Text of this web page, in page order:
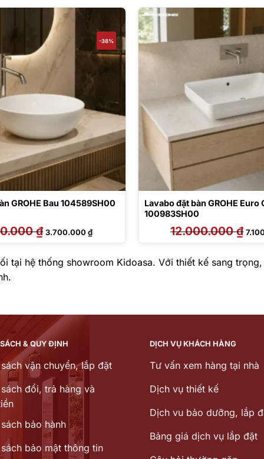
4.200.000 ₫.
-38%
GROHE Bau 104589SH00
₫ Giá
gốc
là:
3.700.000₫Giá
hiện
tại
3.700.000 ₫.
Lavabo đặt bàn GROHE Euro
100983SH00
12.000.000₫ Giá
gốc
là:
tại hệ thống showroom Kidoasa. Với thiết kế sang
& QUY ĐỊNH
vận chuyển, lắp đặt
đổi, trả hàng và
bảo hành
bảo mật thông tin
DỊCH VỤ KHÁCH HÀNG
Tư vấn xem hàng tại nhà
Dịch vụ thiết kế
Dịch vu bảo dưỡng, lắp
Bảng giá dịch vụ lắp đặt